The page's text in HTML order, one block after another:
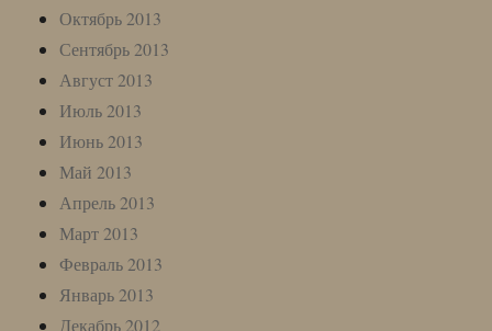
Октябрь 2013
Сентябрь 2013
Август 2013
Июль 2013
Июнь 2013
Май 2013
Апрель 2013
Март 2013
Февраль 2013
Январь 2013
Декабрь 2012